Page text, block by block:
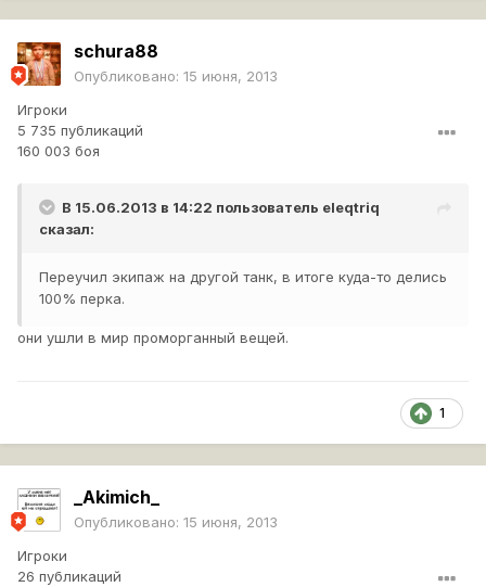
schura88
Опубликовано: 15 июня, 2013
Игроки
5 735 публикаций
160 003 боя
В 15.06.2013 в 14:22 пользователь eleqtriq
сказал:
Переучил экипаж на другой танк, в итоге куда-то делись
100% перка.
они ушли в мир проморганный вещей.
1
_Akimich_
Опубликовано: 15 июня, 2013
Игроки
26 публикаций